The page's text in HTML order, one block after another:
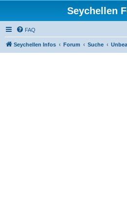
Seychellen
FAQ
Seychellen Infos Forum Suche